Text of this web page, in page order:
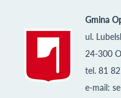
Gmina
ul.
24-300
tel. 81
e-mail: